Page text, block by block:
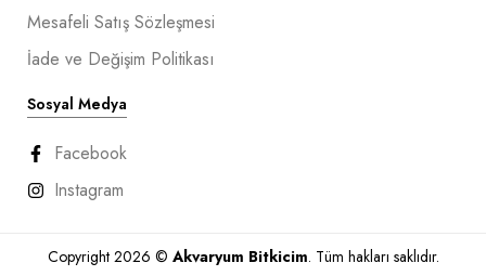
Mesafeli Satış Sözleşmesi
İade ve Değişim Politikası
Sosyal Medya
Facebook
Instagram
Copyright 2026 © Akvaryum Bitkicim. Tüm hakları saklıdır.